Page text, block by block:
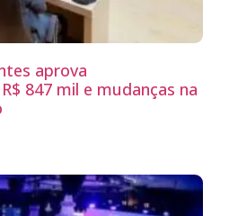
aprova
847 mil e mudanças na